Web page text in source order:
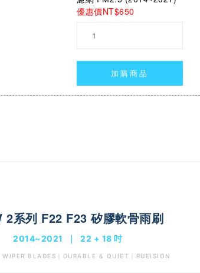
優惠價NT$650
加購商品
2系列 F22 F23 矽膠軟骨雨刷
2014~2021 ｜ 22 + 18 吋
BLADES｜DURABLE & QUIET｜RUEISION